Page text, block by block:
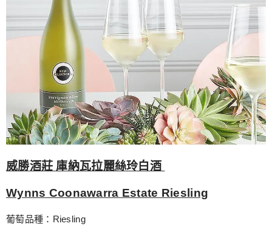
威勝酒莊 庫納瓦拉麗絲玲白酒
Wynns Coonawarra Estate Riesling
葡萄品種：Riesling